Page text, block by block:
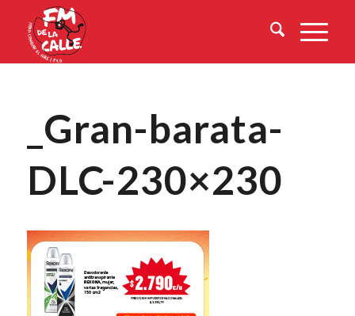
_Gran-barata-
DLC-230×230